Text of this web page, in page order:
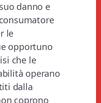
danno e
le
opportuno
che le
operano
dalla
coprono